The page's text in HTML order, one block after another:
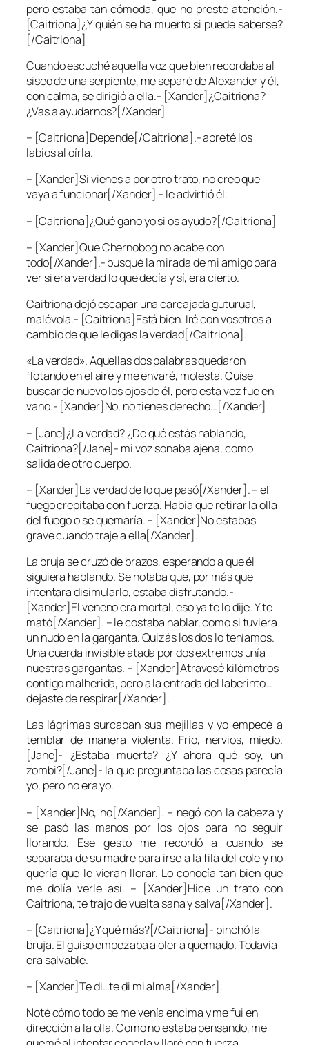
pero estaba tan cómoda, que no presté atención.-
[Caitriona]¿Y quién se ha muerto si puede saberse?
[/Caitriona]
Cuando escuché aquella voz que bien recordaba al
siseo de una serpiente, me separé de Alexander y él,
con calma, se dirigió a ella.- [Xander]¿Caitriona?
¿Vas a ayudarnos?[/Xander]
– [Caitriona]Depende[/Caitriona].- apreté los
labios al oírla.
– [Xander]Si vienes a por otro trato, no creo que
vaya a funcionar[/Xander].- le advirtió él.
– [Caitriona]¿Qué gano yo si os ayudo?[/Caitriona]
– [Xander]Que Chernobog no acabe con
todo[/Xander].- busqué la mirada de mi amigo para
ver si era verdad lo que decía y sí, era cierto.
Caitriona dejó escapar una carcajada guturual,
malévola.- [Caitriona]Está bien. Iré con vosotros a
cambio de que le digas la verdad[/Caitriona].
«La verdad». Aquellas dos palabras quedaron
flotando en el aire y me envaré, molesta. Quise
buscar de nuevo los ojos de él, pero esta vez fue en
vano.- [Xander]No, no tienes derecho…[/Xander]
– [Jane]¿La verdad? ¿De qué estás hablando,
Caitriona?[/Jane]- mi voz sonaba ajena, como
salida de otro cuerpo.
– [Xander]La verdad de lo que pasó[/Xander]. – el
fuego crepitaba con fuerza. Había que retirar la olla
del fuego o se quemaría. – [Xander]No estabas
grave cuando traje a ella[/Xander].
La bruja se cruzó de brazos, esperando a que él
siguiera hablando. Se notaba que, por más que
intentara disimularlo, estaba disfrutando.-
[Xander]El veneno era mortal, eso ya te lo dije. Y te
mató[/Xander]. – le costaba hablar, como si tuviera
un nudo en la garganta. Quizás los dos lo teníamos.
Una cuerda invisible atada por dos extremos unía
nuestras gargantas. – [Xander]Atravesé kilómetros
contigo malherida, pero a la entrada del laberinto…
dejaste de respirar[/Xander].
Las lágrimas surcaban sus mejillas y yo empecé a
temblar de manera violenta. Frío, nervios, miedo.
[Jane]- ¿Estaba muerta? ¿Y ahora qué soy, un
zombi?[/Jane]- la que preguntaba las cosas parecía
yo, pero no era yo.
– [Xander]No, no[/Xander]. – negó con la cabeza y
se pasó las manos por los ojos para no seguir
llorando. Ese gesto me recordó a cuando se
separaba de su madre para irse a la fila del cole y no
quería que le vieran llorar. Lo conocía tan bien que
me dolía verle así. – [Xander]Hice un trato con
Caitriona, te trajo de vuelta sana y salva[/Xander].
– [Caitriona]¿Y qué más?[/Caitriona]- pinchó la
bruja. El guiso empezaba a oler a quemado. Todavía
era salvable.
– [Xander]Te di…te di mi alma[/Xander].
Noté cómo todo se me venía encima y me fui en
dirección a la olla. Como no estaba pensando, me